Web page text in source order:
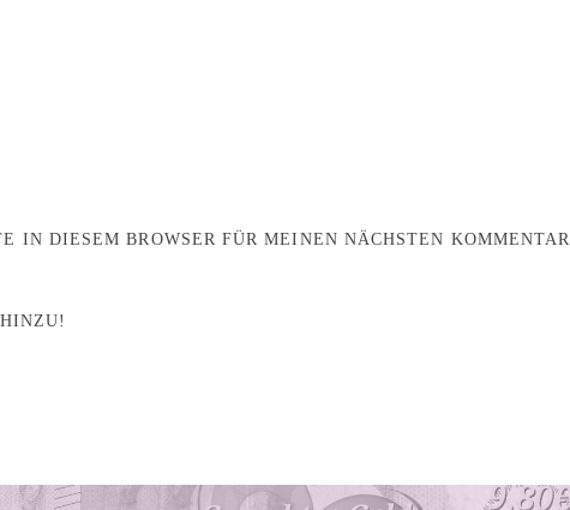
IN DIESEM BROWSER FÜR MEINEN NÄCHSTEN KOMMENTAR